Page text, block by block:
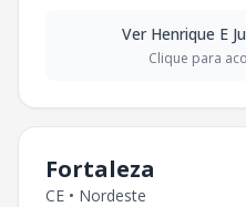
Ver Henrique E
Clique para
Fortaleza
CE • Nordeste